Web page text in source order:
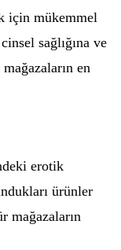
için mükemmel
sağlığına ve
en
erotik
ürünler
mağazaların